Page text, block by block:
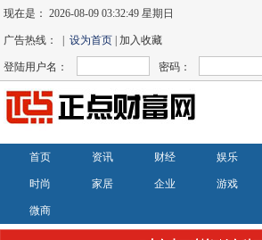
现在是：2026-08-09 03:32:50 星期日
广告热线： |设为首页 | 加入收藏
登陆用户名： 密码：
首页 资讯 财经 娱乐
时尚 家居 企业 游戏
微商